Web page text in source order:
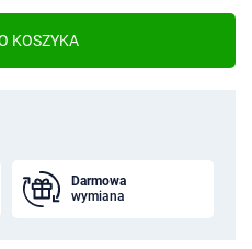
KOSZYKA
Darmowa
wymiana